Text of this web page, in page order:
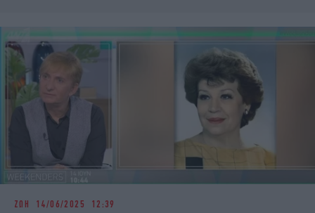
ΖΩΗ 14/06/2025 12:39